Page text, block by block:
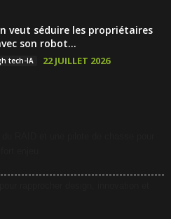
veut séduire les propriétaires
son robot...
tech-IA 22 JUILLET 2026